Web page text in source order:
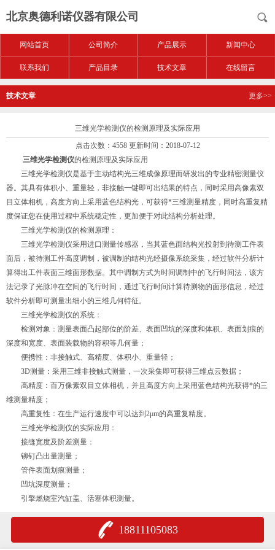
北京奥德利诺仪器有限公司
网站首页 公司简介 产品展示 新闻中心
联系我们 产品目录 技术文章 在线留言
技术文章 更多>>
三维光学检测仪的检测原理及实际应用
点击次数：4558 更新时间：2018-07-12
三维光学检测仪的检测原理及实际应用
三维光学检测仪是基于主动结构光三维成像原理而研发出的专业精密测量仪
器。其具有体积小、重量轻，非接触一键即可出结果的特点，同时采用高像素双
目立体相机，高度方向上采用蓝色结构光，可获得*三维测量精度，同时高重复精
度保证您在使用过程中系统稳定性，更加便于对此结构分析处理。
三维光学检测仪的检测原理：
三维光学检测仪采用进口测量传感器，当其蓝色面结构光投射到待测工件表
面后，被待测工件高度调制，被调制的结构光经摄像系统采集，经过软件分析计
算得出工件表面三维面形数据。其中调制方式为时间调制中的飞行时间法，该方
法记录了光脉冲在空间的飞行时间，通过飞行时间计算待测物的面形信息，经过
软件分析即可测量出细小的三维几何特征。
三维光学检测仪的系统：
检测对象：测量表面凸起部位的阶差、表面凹坑的深度和体积、表面划痕的
深度和宽度、表面装载物的容积等几何量；
便携性：非接触式、高精度、体积小、重量轻；
3D测量：采用三维非接触式测量，一次采集即可获得三维点云数据；
高精度：百万像素双目立体相机，并且高度方向上采用蓝色结构光获得*的三
维测量精度；
高重复性：在生产运行速度中可以达到2μm的高重复精度。
三维光学检测仪的实际应用：
接缝宽度及阶差测量：
铆钉凸出量测量；
管件表面划痕测量；
凹坑深度测量；
引擎燃烧室汽缸盖、活塞体积测量。
18811105083